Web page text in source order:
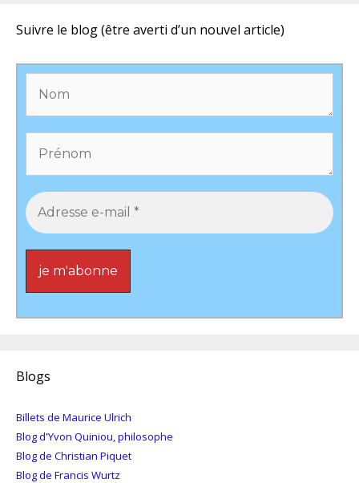
Suivre le blog (être averti d’un nouvel article)
Blogs
Billets de Maurice Ulrich
Blog d'Yvon Quiniou, philosophe
Blog de Christian Piquet
Blog de Francis Wurtz